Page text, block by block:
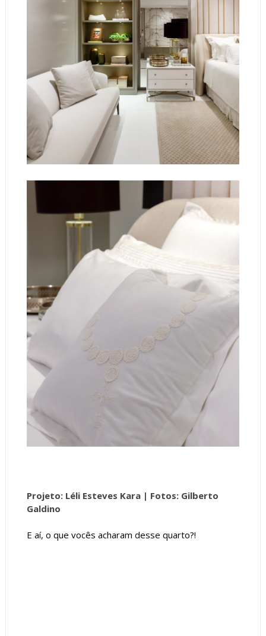
Projeto: Léli Esteves Kara| Fotos: Gilberto
Galdino
E aí, o que vocês acharam desse quarto?!